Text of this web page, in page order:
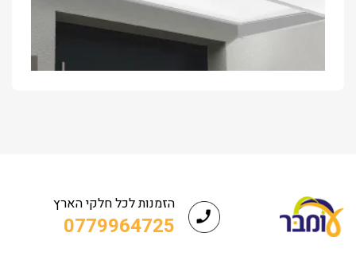
הזמנות לכל חלקי הארץ
0779964725